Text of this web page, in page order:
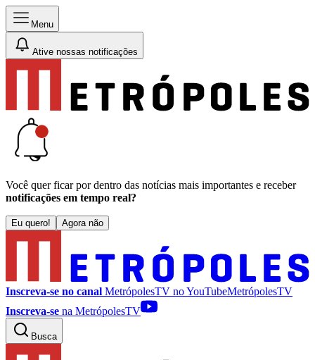
Menu
Ative nossas notificações
Você quer ficar por dentro das notícias mais importantes e receber
notificações em tempo real?
Eu quero! Agora não
Inscreva-se no canal MetrópolesTV noYouTubeMetrópolesTV
Inscreva-se na MetrópolesTV
Busca